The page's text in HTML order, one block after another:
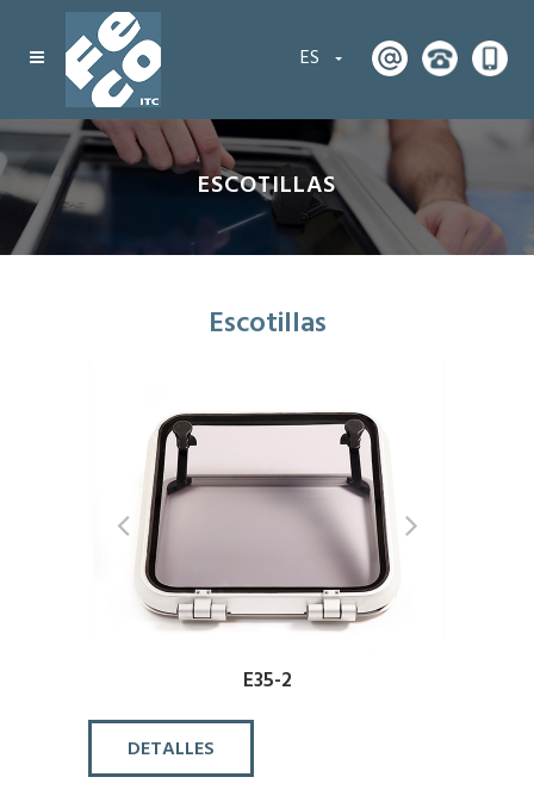
ES
ESCOTILLAS
Escotillas
E35-2
DETALLES